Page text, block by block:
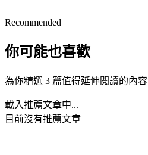
Recommended
你可能也喜歡
為你精選 3 篇值得延伸閱讀的內容
載入推薦文章中...
目前沒有推薦文章